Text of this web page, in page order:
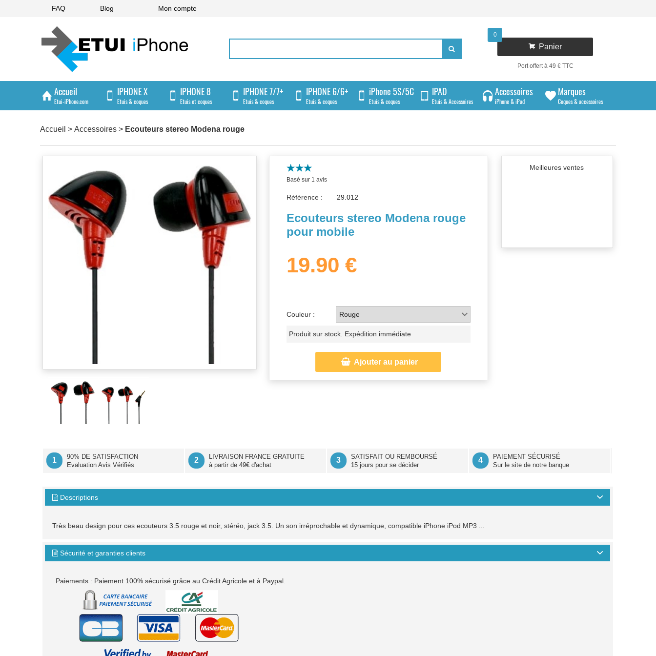
FAQ Blog Mon compte

0
Panier
Port offert à 49 € TTC
Accueil
Etui-iPhone.com
IPHONE X
Etuis & coques
IPHONE 8
Etuis et coques
IPHONE 7/7+
Etuis & coques
IPHONE 6/6+
Etuis & coques
iPhone 5S/5C
Etuis & coques
IPAD
Etuis & Accessoires
Accessoires
iPhone & iPad
Marques
Coques & accessoires
Etuis et coques
Accueil > Accessoires > Ecouteurs stereo Modena rouge
Basé sur 1 avis
Référence :
Ecouteurs stereo Modena rouge
pour mobile
19.90 €
Couleur :
Produit sur stock. Expédition immédiate
Ajouter au panier
Meilleures ventes
1
90% DE SATISFACTION
Evaluation Avis Vérifiés
2
LIVRAISON FRANCE GRATUITE
à partir de 49€ d'achat
3
SATISFAIT OU REMBOURSÉ
15 jours pour se décider
4
PAIEMENT SÉCURISÉ
Sur le site de notre banque
 Descriptions
Très beau design pour ces ecouteurs 3.5 rouge et noir, stéréo, jack 3.5. Un son irréprochable et dynamique, compatible iPhone iPod MP3 ...
 Sécurité et garanties clients
Paiements : Paiement 100% sécurisé grâce au Crédit Agricole et à Paypal.